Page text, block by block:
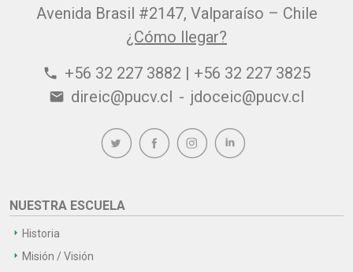
Avenida Brasil #2147, Valparaíso – Chile
¿Cómo llegar?
phone +56 32 227 3882 | +56 32 227 3825
email direic@pucv.cl - jdoceic@pucv.cl
NUESTRA ESCUELA
Historia
Misión / Visión